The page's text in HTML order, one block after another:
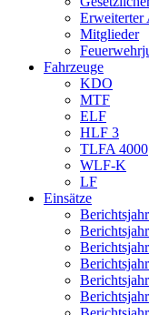
Erweiterter
Mitglieder
Fahrzeuge
KDO
MTF
ELF
HLF 3
TLFA 4000
WLF-K
LF
Einsätze